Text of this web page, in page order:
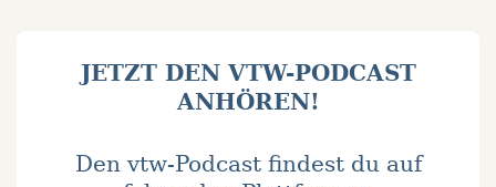
JETZT DEN VTW-PODCAST
ANHÖREN!
Den vtw-Podcast findest du auf